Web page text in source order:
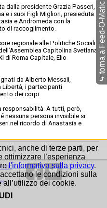
dalla presidente Grazia Passeri,
e i suoi Figli Migliori, presieduta
e Andromeda con la
di raccoglimento.
regionale alle Politiche Sociali
Capitolina Svetlana
di Roma Capitale, Elio
da Alberto Messali,
Libertà, i partecipanti
dei corpi.
responsabilità. A tutti, però,
nessuna persona invisibile si
nel ricordo di Anastasia e
⤷
torna a Feed-O-Matic
anche di terze parti, per
ottimizzare l’esperienza
l'informativa sulla privacy.
le condizioni sulla
dei cookie.